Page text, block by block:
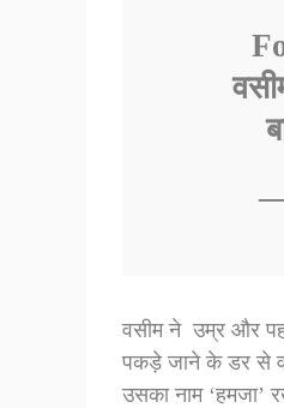
—
वसीम ने उम्र और
पकड़े जाने के डर से
उसका नाम ‘हमजा’